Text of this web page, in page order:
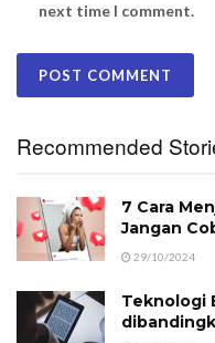
next time I comment.
Recommended
7 Cara
Jangan
29/10/2024
Teknologi